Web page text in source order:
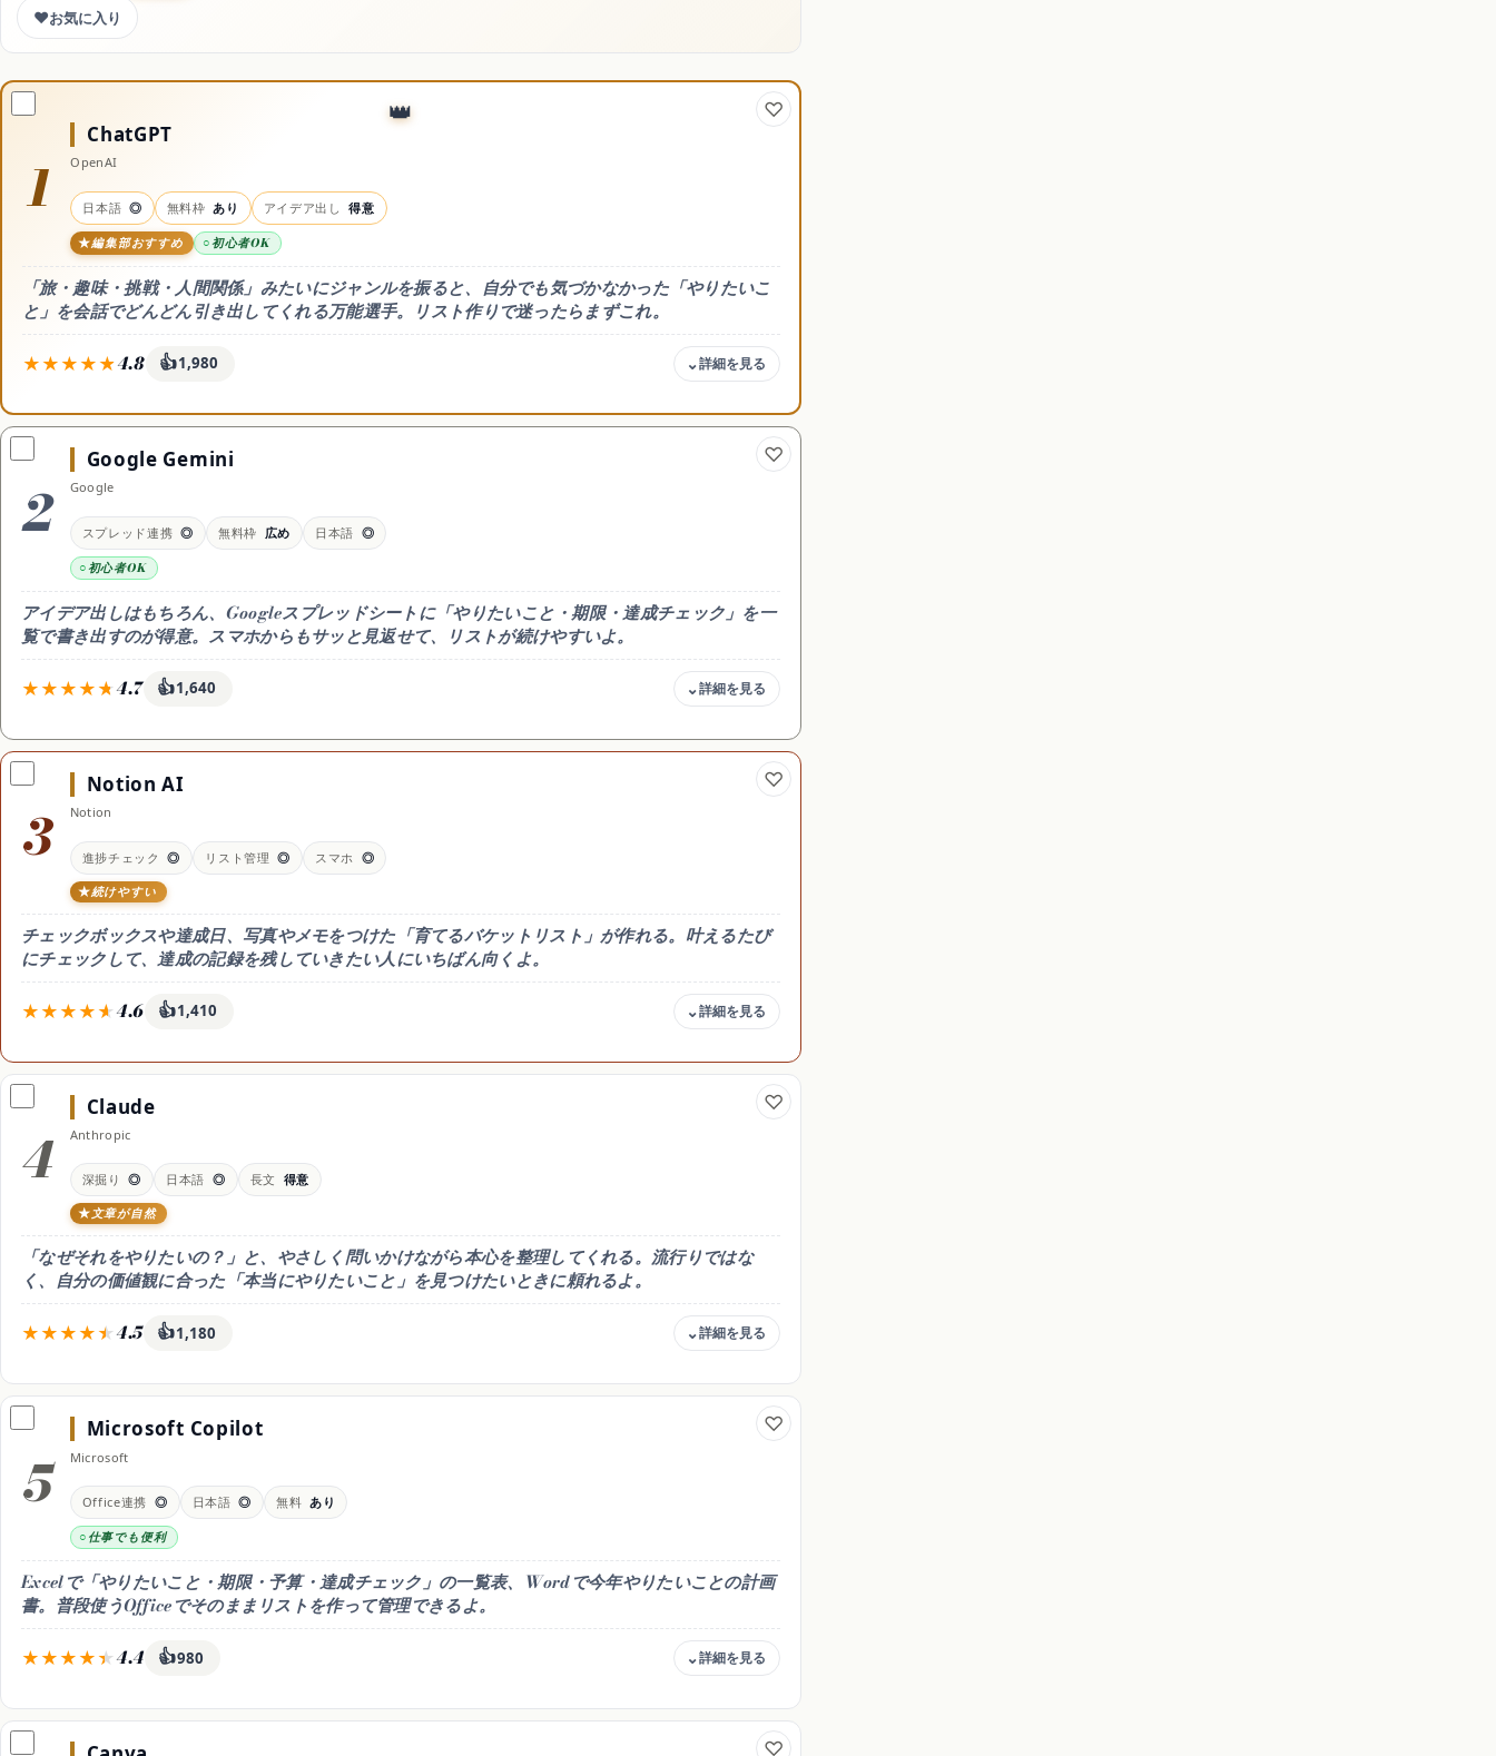
ハウスクリーニング
引越し
害虫・害獣駆除
買取
処分・回収
シャンプー
♥お気に入り
1
ChatGPT
OpenAI
日本語 ◎ 無料枠 あり アイデア出し 得意
編集部おすすめ 初心者OK
「旅・趣味・挑戦・人間関係」みたいにジャンルを振ると、自分でも気づかなかった「やりたいこ
と」を会話でどんどん引き出してくれる万能選手。リスト作りで迷ったらまずこれ。
4.8 👍1,980
無料 / Go 月8ドル / Plus
月20ドル
無料でも十分試せて回数に
や高性能なPlus(月20ドル)
ジャンル別のアイデア出し
可
日本語
◎ 高品質
やりたいことを会話で引き
出したい人
2
Google Gemini
Google
スプレッド連携 ◎ 無料枠 広め 日本語 ◎
初心者OK
アイデア出しはもちろん、Googleスプレッドシートに「やりたいこと・期限・達成チェック」を一
覧で書き出すのが得意。スマホからもサッと見返せて、リストが続けやすいよ。
4.7 👍1,640
無料 / Google AI Pro
月2,900円
無料枠が広めで毎日たっぷ
アイデア出し＋
可
（個人のリスト用途は問題
日本語
◎ 高品質
表でリストを管理して見返
したい人
3
Notion AI
Notion
進捗チェック ◎ リスト管理 ◎ スマホ ◎
続けやすい
チェックボックスや達成日、写真やメモをつけた「育てるバケットリスト」が作れる。叶えるたび
にチェックして、達成の記録を残していきたい人にいちばん向くよ。
4.6 👍1,410
月20ドル(1人)
（個人のリスト用途は問題
日本語
◎
叶えた数をチェックして記
録したい人
4
Claude
Anthropic
深掘り ◎ 日本語 ◎ 長文 得意
文章が自然
「なぜそれをやりたいの？」と、やさしく問いかけながら本心を整理してくれる。流行りではな
く、自分の価値観に合った「本当にやりたいこと」を見つけたいときに頼れるよ。
4.5 👍1,180
無料 / Pro 月20ドル
(年払い月17ドル)
無料でも使えて回数制限あ
たっぷり使うならPro(月20
ドル/年払い月17ドル)
価値観から
可
（個人のリスト用途は問題
日本語
◎ 自然な文章
自分の本心をじっくり整理
したい人
5
Microsoft Copilot
Microsoft
Office連携 ◎ 日本語 ◎ 無料 あり
仕事でも便利
Excelで「やりたいこと・期限・予算・達成チェック」の一覧表、Wordで今年やりたいことの計画
書。普段使うOfficeでそのままリストを作って管理できるよ。
4.4 👍980
Premium 月3,200円